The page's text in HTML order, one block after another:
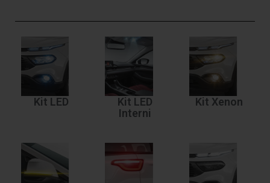
Kit LED
Kit LED
Interni
Kit Xenon